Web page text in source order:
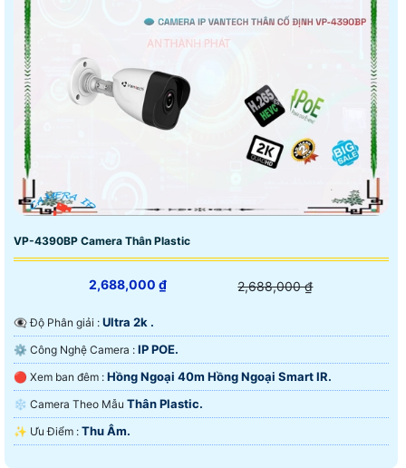
VP-4390BP Camera Thân Plastic
2,688,000 ₫ 2,688,000 ₫
👁️‍🗨 Độ Phân giải : Ultra 2k .
⚙ Công Nghệ Camera : IP POE.
🔴 Xem ban đêm : Hồng Ngoại 40m Hồng Ngoại Smart IR.
❄ Camera Theo Mẫu Thân Plastic.
️✨ Ưu Điểm : Thu Âm.